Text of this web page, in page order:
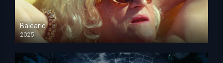
Balearic
2025
HD 1080p